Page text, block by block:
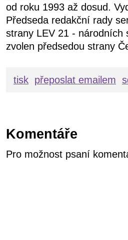
od roku 1993 až dosud.
Předseda redakční rady
strany LEV 21 - národních
zvolen předsedou strany
tisk přeposlat emailem
Komentáře
Pro možnost psaní